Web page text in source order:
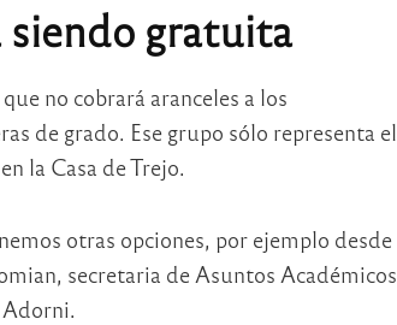
siendo gratuita
no cobrará aranceles a los
de grado. Ese grupo sólo representa el
la Casa de Trejo.
otras opciones, por ejemplo desde
secretaria de Asuntos Académicos